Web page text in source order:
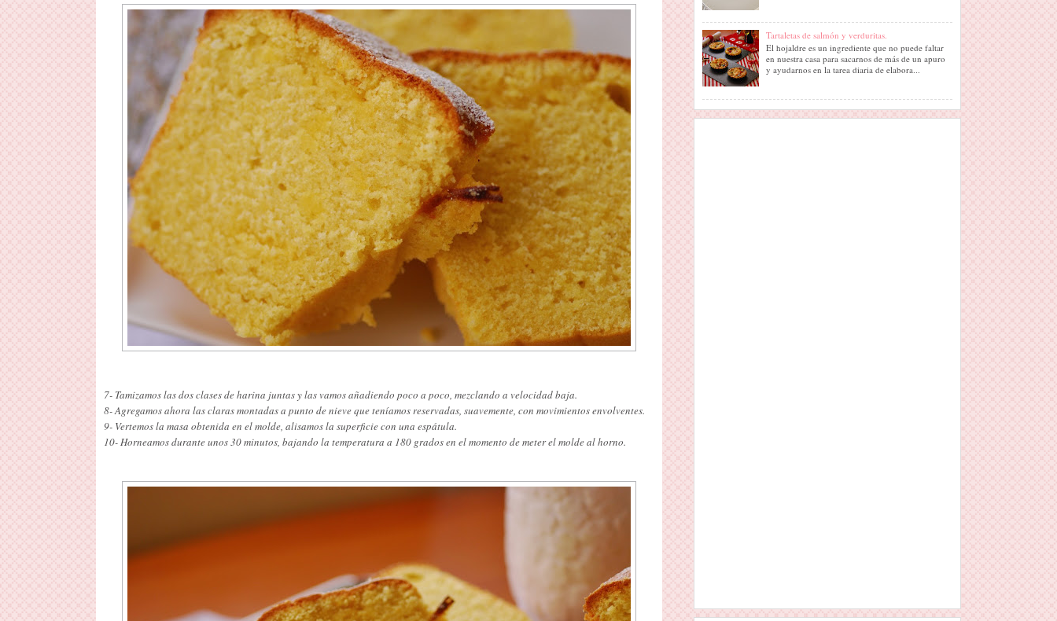
7- Tamizamos las dos clases de harina juntas y las vamos añadiendo poco a poco, mezclando a velocidad baja.
8- Agregamos ahora las claras montadas a punto de nieve que teníamos reservadas, suavemente, con movimientos envolventes.
9- Vertemos la masa obtenida en el molde, alisamos la superficie con una espátula.
10- Horneamos durante unos 30 minutos, bajando la temperatura a 180 grados en el momento de meter el molde al horno.
Tartaletas de salmón y verduritas.
El hojaldre es un ingrediente que no puede faltar
en nuestra casa para sacarnos de más de un apuro
y ayudarnos en la tarea diaria de elabora...